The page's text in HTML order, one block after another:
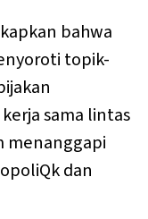
bahwa
topik-
sama lintas
menanggapi
dan